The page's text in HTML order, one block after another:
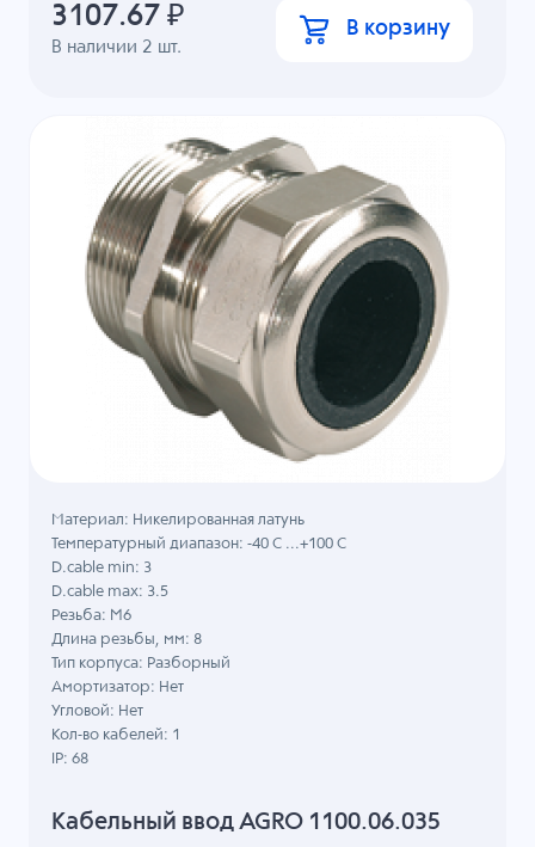
В наличии 2 шт.
3107.67 ₽ В корзину
Кабельный ввод AGRO 1100.06.035
Материал: Никелированная латунь
Температурный диапазон: -40 C ...+100 C
D.cable min: 3
D.cable max: 3.5
Резьба: M6
Длина резьбы, мм: 8
Тип корпуса: Разборный
Амортизатор: Нет
Угловой: Нет
Кол-во кабелей: 1
IP: 68